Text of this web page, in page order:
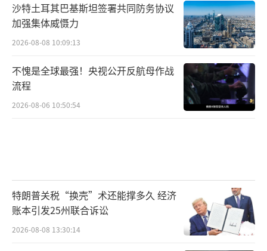
沙特土耳其巴基斯坦签署共同防务协议
加强集体威慑力
2026-08-08 10:09:13
不愧是全球最强！央视公开反航母作战
流程
2026-08-06 10:50:54
特朗普关税“换壳”术还能撑多久 经济
账本引发25州联合诉讼
2026-08-08 13:30:14